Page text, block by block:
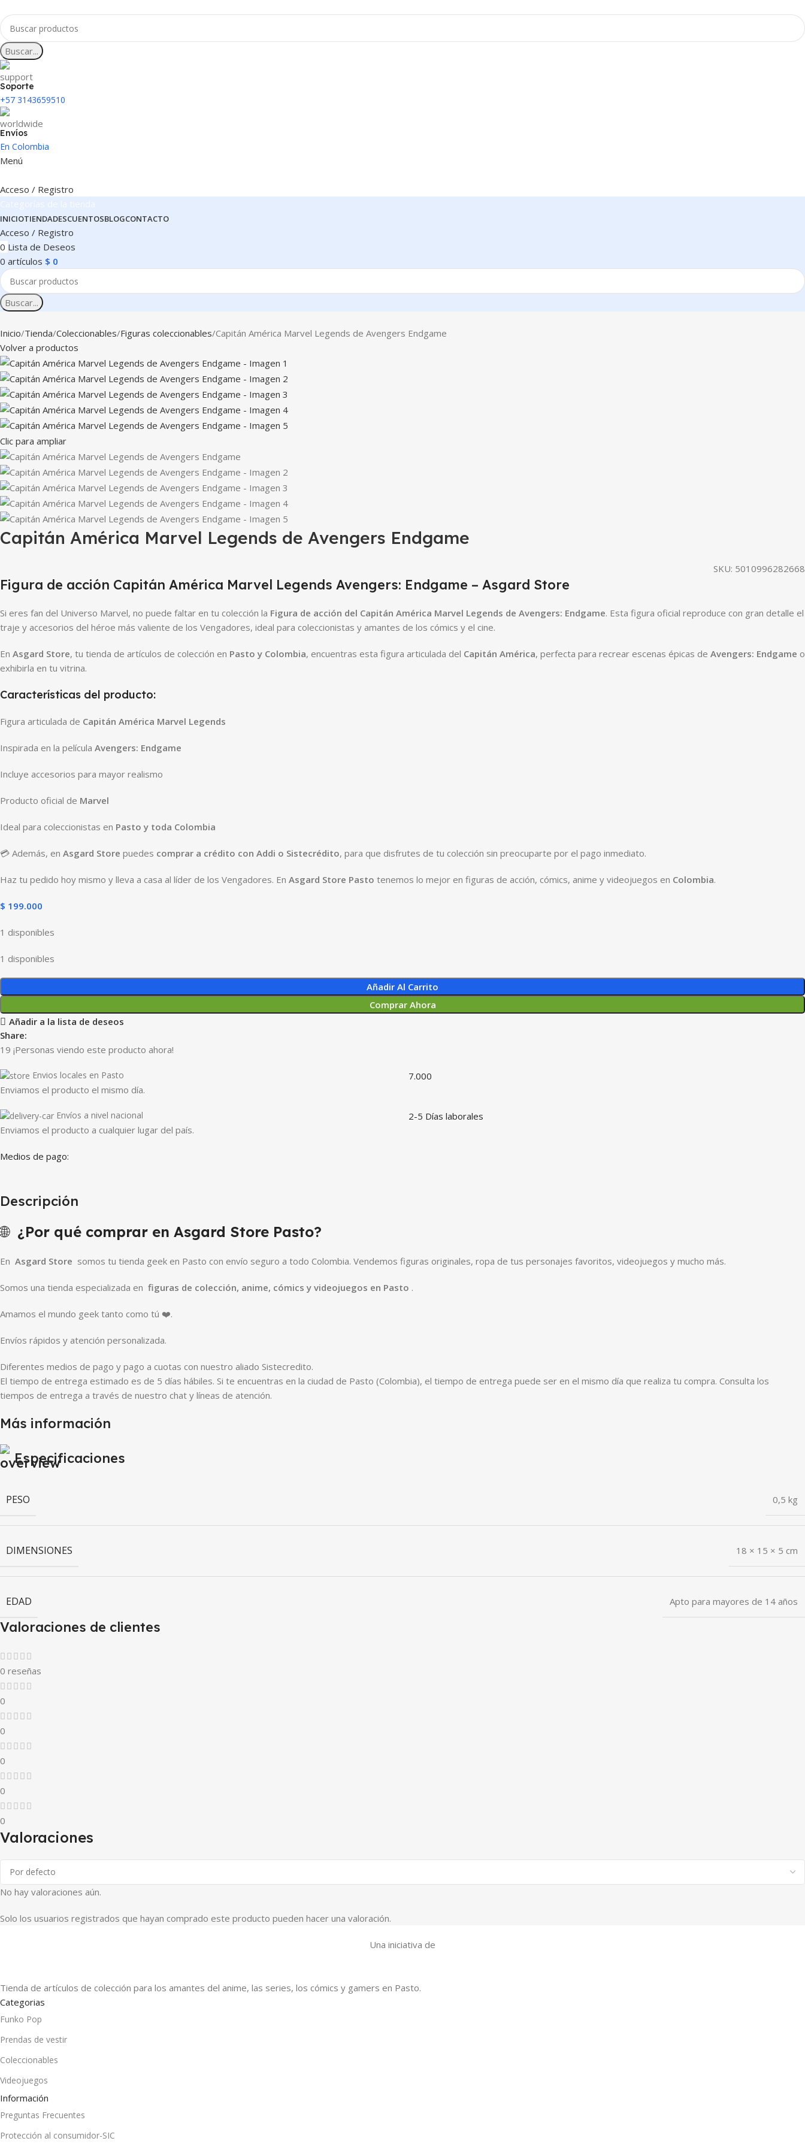
Buscar...
Soporte
+57 3143659510
Envíos
En Colombia
Menú
Acceso / Registro
INICIOTIENDADESCUENTOSBLOGCONTACTO
Acceso / Registro
0 Lista de Deseos
0 artículos $ 0
Buscar...
Inicio Tienda Coleccionables Figuras coleccionables Capitán América Marvel Legends de Avengers Endgame
Volver a productos
Clic para ampliar
Capitán América Marvel Legends de Avengers Endgame
SKU: 5010996282668
Figura de acción Capitán América Marvel Legends Avengers: Endgame – Asgard Store
Si eres fan del Universo Marvel, no puede faltar en tu colección la Figura de acción del Capitán América Marvel Legends de Avengers: Endgame. Esta figura oficial reproduce con gran detalle el
traje y accesorios del héroe más valiente de los Vengadores, ideal para coleccionistas y amantes de los cómics y el cine.
En Asgard Store, tu tienda de artículos de colección en Pasto y Colombia, encuentras esta figura articulada del Capitán América, perfecta para recrear escenas épicas de Avengers: Endgame o
exhibirla en tu vitrina.
Características del producto:
Figura articulada de Capitán América Marvel Legends
Inspirada en la película Avengers: Endgame
Incluye accesorios para mayor realismo
Producto oficial de Marvel
Ideal para coleccionistas en Pasto y toda Colombia
💳 Además, en Asgard Store puedes comprar a crédito con Addi o Sistecrédito, para que disfrutes de tu colección sin preocuparte por el pago inmediato.
Haz tu pedido hoy mismo y lleva a casa al líder de los Vengadores. En Asgard Store Pasto tenemos lo mejor en figuras de acción, cómics, anime y videojuegos en Colombia.
$ 199.000
1 disponibles
1 disponibles
Añadir Al Carrito
Comprar Ahora
Añadir a la lista de deseos
Share:
19 ¡Personas viendo este producto ahora!
Envios locales en Pasto
Enviamos el producto el mismo día.
7.000
Envíos a nivel nacional
Enviamos el producto a cualquier lugar del país.
2-5 Días laborales
Medios de pago:
Descripción
🌐 ¿Por qué comprar en Asgard Store Pasto?
En Asgard Store somos tu tienda geek en Pasto con envío seguro a todo Colombia. Vendemos figuras originales, ropa de tus personajes favoritos, videojuegos y mucho más.
Somos una tienda especializada en figuras de colección, anime, cómics y videojuegos en Pasto .
Amamos el mundo geek tanto como tú ❤️.
Envíos rápidos y atención personalizada.
Diferentes medios de pago y pago a cuotas con nuestro aliado Sistecredito.
El tiempo de entrega estimado es de 5 días hábiles. Si te encuentras en la ciudad de Pasto (Colombia), el tiempo de entrega puede ser en el mismo día que realiza tu compra. Consulta los
tiempos de entrega a través de nuestro chat y líneas de atención.
Más información
Especificaciones
PESO 0,5 kg
DIMENSIONES 18 × 15 × 5 cm
EDAD Apto para mayores de 14 años
Valoraciones de clientes
0 reseñas
0
0
0
0
0
Valoraciones
No hay valoraciones aún.
Solo los usuarios registrados que hayan comprado este producto pueden hacer una valoración.
Una iniciativa de
Tienda de artículos de colección para los amantes del anime, las series, los cómics y gamers en Pasto.
Categorias
Funko Pop
Prendas de vestir
Coleccionables
Videojuegos
Información
Preguntas Frecuentes
Protección al consumidor-SIC